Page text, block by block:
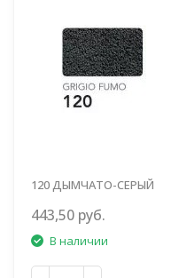
120 ДЫМЧАТО-СЕРЫЙ
443,50 руб.
В наличии